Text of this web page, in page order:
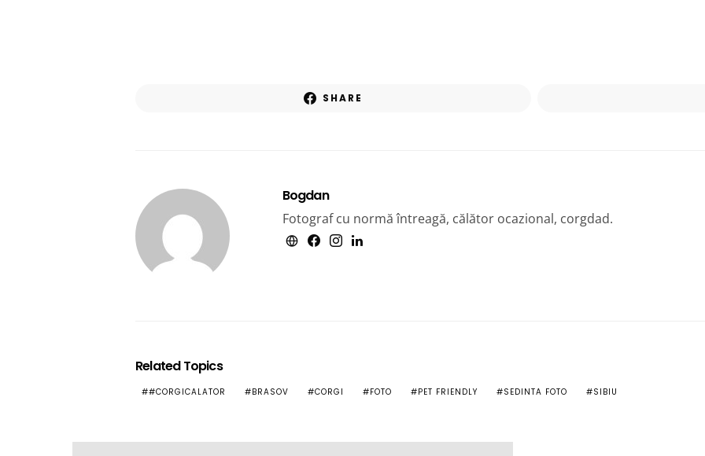
SHARE
Bogdan
Fotograf cu normă întreagă, călător ocazional, corgdad.
Related Topics
#CORGICALATOR BRASOV CORGI FOTO PET FRIENDLY SEDINTA FOTO SIBIU